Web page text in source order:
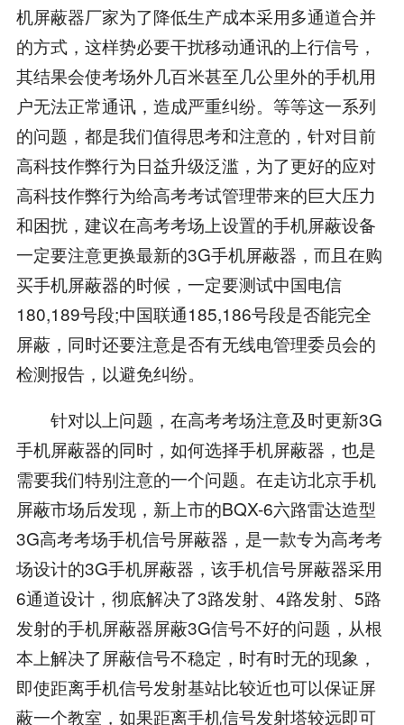
机屏蔽器厂家为了降低生产成本采用多通道合并
的方式，这样势必要干扰移动通讯的上行信号，
其结果会使考场外几百米甚至几公里外的手机用
户无法正常通讯，造成严重纠纷。等等这一系列
的问题，都是我们值得思考和注意的，针对目前
高科技作弊行为日益升级泛滥，为了更好的应对
高科技作弊行为给高考考试管理带来的巨大压力
和困扰，建议在高考考场上设置的手机屏蔽设备
一定要注意更换最新的3G手机屏蔽器，而且在购
买手机屏蔽器的时候，一定要测试中国电信
180,189号段;中国联通185,186号段是否能完全
屏蔽，同时还要注意是否有无线电管理委员会的
检测报告，以避免纠纷。
针对以上问题，在高考考场注意及时更新3G
手机屏蔽器的同时，如何选择手机屏蔽器，也是
需要我们特别注意的一个问题。在走访北京手机
屏蔽市场后发现，新上市的BQX-6六路雷达造型
3G高考考场手机信号屏蔽器，是一款专为高考考
场设计的3G手机屏蔽器，该手机信号屏蔽器采用
6通道设计，彻底解决了3路发射、4路发射、5路
发射的手机屏蔽器屏蔽3G信号不好的问题，从根
本上解决了屏蔽信号不稳定，时有时无的现象，
即使距离手机信号发射基站比较近也可以保证屏
蔽一个教室，如果距离手机信号发射塔较远即可